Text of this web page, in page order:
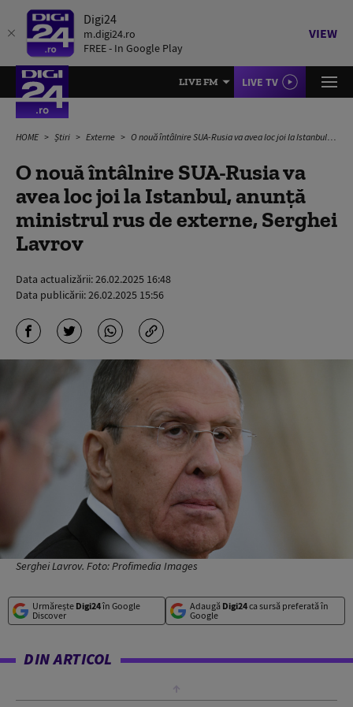
Digi24
m.digi24.ro
FREE - In Google Play
VIEW
LIVE FM LIVE TV
HOME Știri Externe O nouă întâlnire SUA-Rusia va avea loc joi la Istanbul, anunță ministrul rus de externe, Serghei Lavrov
O nouă întâlnire SUA-Rusia va
avea loc joi la Istanbul, anunță
ministrul rus de externe, Serghei
Lavrov
Data actualizării:26.02.2025 16:48
Data publicării:26.02.2025 15:56
Serghei Lavrov. Foto: Profimedia Images
Urmărește Digi24în Google
Discover
Adaugă Digi24ca sursă preferată în
Google
DIN ARTICOL